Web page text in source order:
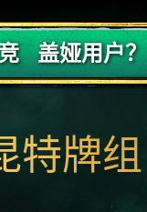
盖娅用户？
特牌组